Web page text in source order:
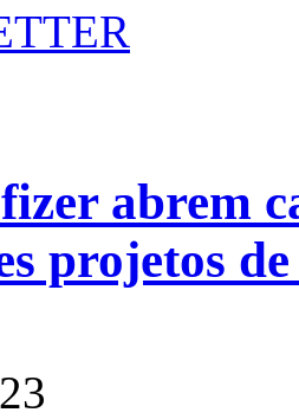
abrem
projetos